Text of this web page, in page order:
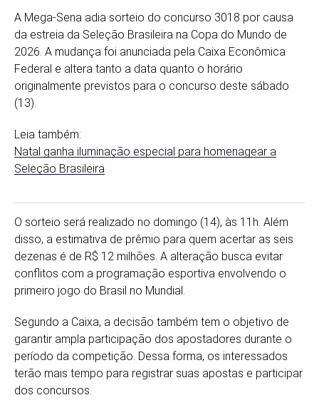
A Mega-Sena adia sorteio do concurso 3018 por causa
da estreia da Seleção Brasileira na Copa do Mundo de
2026. A mudança foi anunciada pela Caixa Econômica
Federal e altera tanto a data quanto o horário
originalmente previstos para o concurso deste sábado
(13).
Leia também:
Natal ganha iluminação especial para homenagear a
Seleção Brasileira
O sorteio será realizado no domingo (14), às 11h. Além
disso, a estimativa de prêmio para quem acertar as seis
dezenas é de R$ 12 milhões. A alteração busca evitar
conflitos com a programação esportiva envolvendo o
primeiro jogo do Brasil no Mundial.
Segundo a Caixa, a decisão também tem o objetivo de
garantir ampla participação dos apostadores durante o
período da competição. Dessa forma, os interessados
terão mais tempo para registrar suas apostas e participar
dos concursos.